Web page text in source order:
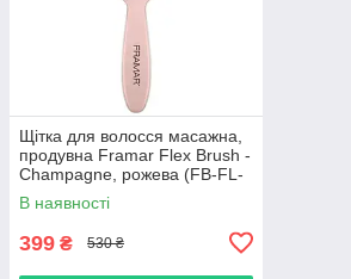
Щітка для волосся масажна,
продувна Framar Flex Brush -
Champagne, рожева (FB-FL-
CHA)
В наявності
399 ₴ 530 ₴